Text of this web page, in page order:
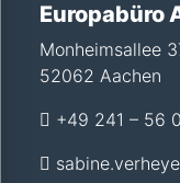
Europabüro
Monheimsallee
52062 Aachen
+49 241 – 56